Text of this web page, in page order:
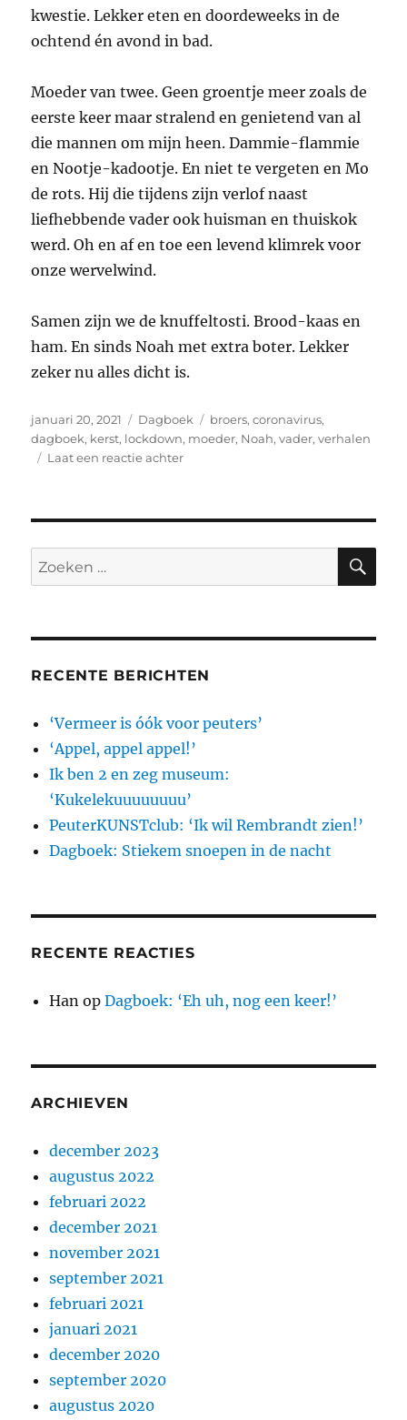
kwestie. Lekker eten en doordeweeks in de
ochtend én avond in bad.
Moeder van twee. Geen groentje meer zoals de
eerste keer maar stralend en genietend van al
die mannen om mijn heen. Dammie-flammie
en Nootje-kadootje. En niet te vergeten en Mo
de rots. Hij die tijdens zijn verlof naast
liefhebbende vader ook huisman en thuiskok
werd. Oh en af en toe een levend klimrek voor
onze wervelwind.
Samen zijn we de knuffeltosti. Brood-kaas en
ham. En sinds Noah met extra boter. Lekker
zeker nu alles dicht is.
Geplaatst
op
januari 20, 2021 Categorieën
Dagboek Tags
broers,coronavirus,
dagboek, kerst, lockdown, moeder, Noah,vader,verhalen
Laat een reactie achterop
Zoeken
naar:
RECENTE BERICHTEN
‘Vermeer is óók voor peuters’
‘Appel, appel appel!’
Ik ben 2 en zeg museum:
‘Kukelekuuuuuuuu’
PeuterKUNSTclub: ‘Ik wil Rembrandt zien!’
Dagboek: Stiekem snoepen in de nacht
RECENTE REACTIES
Han opDagboek: ‘Eh uh, nog een keer!’
ARCHIEVEN
december 2023
augustus 2022
februari 2022
december 2021
november 2021
september 2021
februari 2021
januari 2021
december 2020
september 2020
augustus 2020